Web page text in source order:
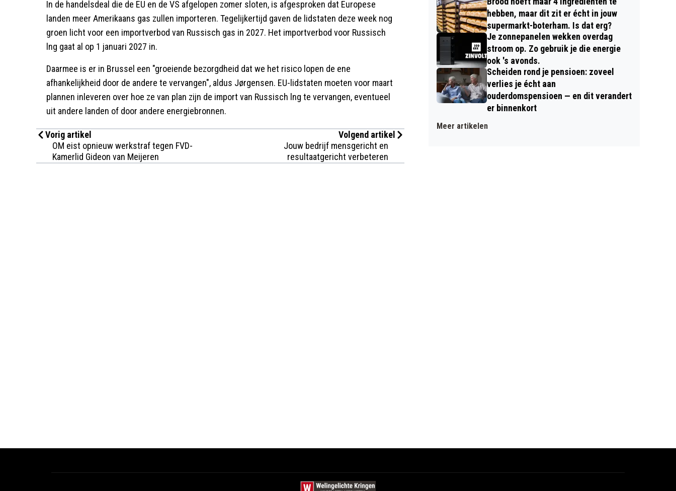
In de handelsdeal die de EU en de VS afgelopen zomer sloten, is afgesproken dat Europese
landen meer Amerikaans gas zullen importeren. Tegelijkertijd gaven de lidstaten deze week nog
groen licht voor een importverbod van Russisch gas in 2027. Het importverbod voor Russisch
lng gaat al op 1 januari 2027 in.
Daarmee is er in Brussel een "groeiende bezorgdheid dat we het risico lopen de ene
afhankelijkheid door de andere te vervangen", aldus Jørgensen. EU-lidstaten moeten voor maart
plannen inleveren over hoe ze van plan zijn de import van Russisch lng te vervangen, eventueel
uit andere landen of door andere energiebronnen.
Vorig artikel
OM eist opnieuw werkstraf tegen FVD-
Kamerlid Gideon van Meijeren
Volgend artikel
Jouw bedrijf mensgericht en
resultaatgericht verbeteren
hebben, maar dit zit er écht in jouw
supermarkt-boterham. Is dat erg?
Je zonnepanelen wekken overdag
stroom op. Zo gebruik je die energie
ook 's avonds.
Scheiden rond je pensioen: zoveel
verlies je écht aan
ouderdomspensioen — en dit verandert
er binnenkort
Meer artikelen